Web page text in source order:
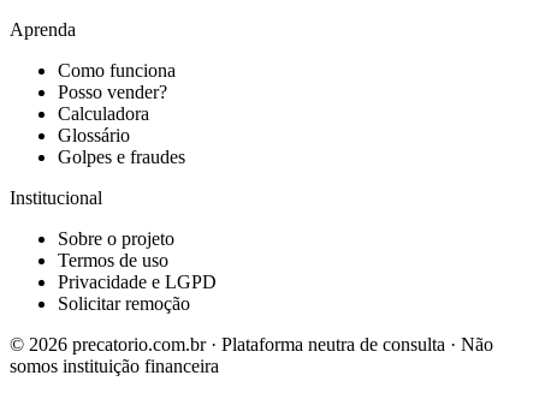
Aprenda
Como funciona
Posso vender?
Calculadora
Glossário
Golpes e fraudes
Institucional
Sobre o projeto
Termos de uso
Privacidade e LGPD
Solicitar remoção
© 2026 precatorio.com.br · Plataforma neutra de consulta · Não
somos instituição financeira